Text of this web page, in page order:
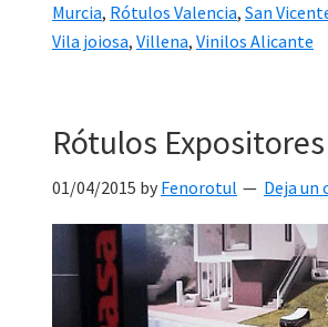
Murcia, Rótulos Valencia, San
Vila joiosa, Villena, Vinilos Alicante
Rótulos
01/04/2015 by Fenorotul Deja un